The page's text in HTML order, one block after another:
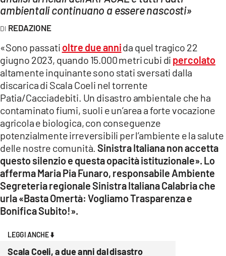
LACTV.IT
LACONAIR.IT
LACITYMAG.IT
ILREGGINO.IT
COSENZACHANNEL.IT
ILVIBONESE.IT
CATANZAROCHANNEL.IT
LACAPITALENEWS.IT
App
ANDROID
APPLE
ambientali continuano a essere nascosti»
REDAZIONE
«Sono passati oltre due annida quel tragico 22
giugno 2023, quando 15.000 metri cubi di percolato
altamente inquinante sono stati sversati dalla
discarica di Scala Coeli nel torrente
Patia/Cacciadebiti. Un disastro ambientale che ha
contaminato fiumi, suoli e un’area a forte vocazione
agricola e biologica, con conseguenze
potenzialmente irreversibili per l’ambiente e la salute
delle nostre comunità.Sinistra Italiana non accetta
questo silenzio e questa opacità istituzionale». Lo
afferma Maria Pia Funaro, responsabile Ambiente
Segreteria regionale Sinistra Italiana Calabria che
urla «Basta Omertà: Vogliamo Trasparenza e
Bonifica Subito!».
LEGGI ANCHE ⬇️
Scala Coeli, a due anni dal disastro